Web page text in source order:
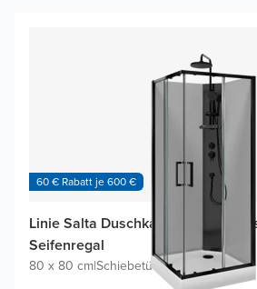
60 € Rabatt je 600 €
Linie Salta Duschkabine mit
Seifenregal
80 x 80 cm|Schiebetür|Profil Schwarz